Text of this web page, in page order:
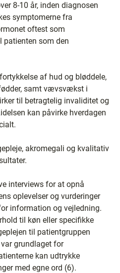
8-10 år, inden diagnosen
symptomerne fra
oftest som
patienten som den
af hud og bløddele,
samt vævsvækst i
til betragtelig invaliditet og
kan påvirke hverdagen
akromegali og kvalitativ
interviews for at opnå
oplevelser og vurderinger
information og vejledning.
til køn eller specifikke
til patientgruppen
grundlaget for
kan udtrykke
med egne ord (6).